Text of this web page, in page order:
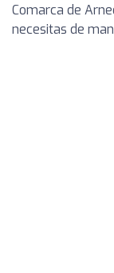
Comarca de
necesitas de